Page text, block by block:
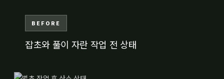
BEFORE
잡초와 풀이 자란 작업 전 상태